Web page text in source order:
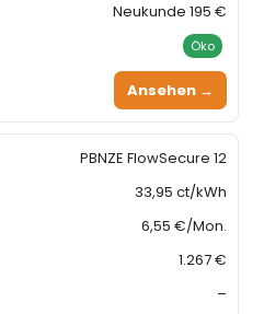
Neukunde 195 €
Öko
Ansehen →
PBNZE FlowSecure 12
33,95 ct/kWh
6,55 €/Mon.
1.267 €
–